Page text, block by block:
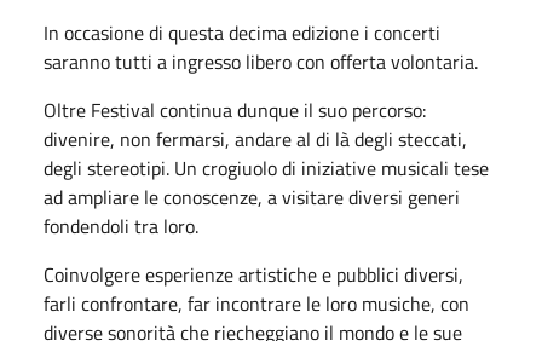
In occasione di questa decima edizione i concerti
saranno tutti a ingresso libero con offerta volontaria.
Oltre Festival continua dunque il suo percorso:
divenire, non fermarsi, andare al di là degli steccati,
degli stereotipi. Un crogiuolo di iniziative musicali tese
ad ampliare le conoscenze, a visitare diversi generi
fondendoli tra loro.
Coinvolgere esperienze artistiche e pubblici diversi,
farli confrontare, far incontrare le loro musiche, con
diverse sonorità che riecheggiano il mondo e le sue